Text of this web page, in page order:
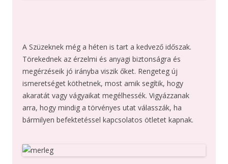
A Szüzeknek még a héten is tart a kedvező időszak.
Törekednek az érzelmi és anyagi biztonságra és
megérzéseik jó irányba viszik őket. Rengeteg új
ismeretséget köthetnek, most amik segítik, hogy
akaratát vagy vágyaikat megélhessék. Vigyázzanak
arra, hogy mindig a törvényes utat válasszák, ha
bármilyen befektetéssel kapcsolatos ötletet kapnak.